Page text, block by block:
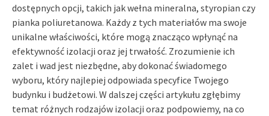
dostępnych opcji, takich jak wełna mineralna, styropian czy
pianka poliuretanowa. Każdy z tych materiałów ma swoje
unikalne właściwości, które mogą znacząco wpłynąć na
efektywność izolacji oraz jej trwałość. Zrozumienie ich
zalet i wad jest niezbędne, aby dokonać świadomego
wyboru, który najlepiej odpowiada specyfice Twojego
budynku i budżetowi. W dalszej części artykułu zgłębimy
temat różnych rodzajów izolacji oraz podpowiemy, na co